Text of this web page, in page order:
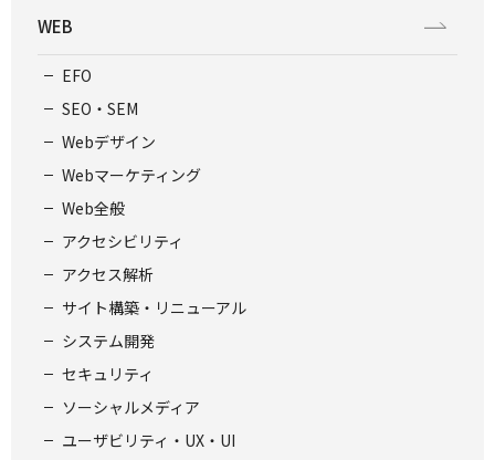
WEB
EFO
SEO・SEM
Webデザイン
Webマーケティング
Web全般
アクセシビリティ
アクセス解析
サイト構築・リニューアル
システム開発
セキュリティ
ソーシャルメディア
ユーザビリティ・UX・UI